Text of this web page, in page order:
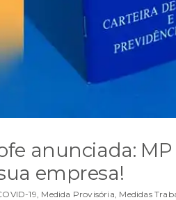
anunciada:
empresa!
19, Medida Provisória, Medidas